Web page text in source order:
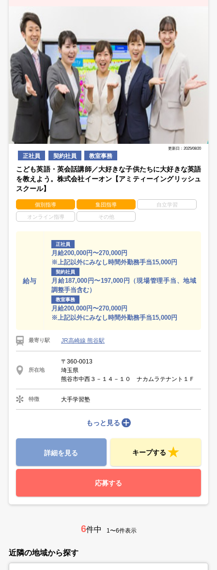
更新日：2025/08/20
正社員 契約社員 教室事務
こども英語・英会話講師／大好きな子供たちに大好きな英語
を教えよう。株式会社イーオン【アミティーイングリッシュ
スクール】
個別指導 集団指導 自立学習
オンライン指導 その他
給与
正社員
月給200,000円〜270,000円
※上記以外にみなし時間外勤務手当15,000円
契約社員
月給187,000円〜197,000円（現場管理手当、地域
調整手当含む）
教室事務
月給200,000円〜270,000円
※上記以外にみなし時間外勤務手当15,000円
最寄り駅 JR高崎線 熊谷駅
所在地
〒360-0013
埼玉県
熊谷市中西３－１４－１０ ナカムラテナント１Ｆ
特徴 大手学習塾
もっと見る
詳細を見る キープする
応募する
6件中 1〜6件表示
近隣の地域から探す